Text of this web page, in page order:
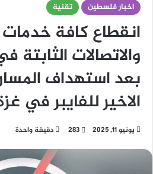
اخبار فلسطين
تقنية
انقطاع كافة خدمات
والاتصالات
بعد استهداف
الاخير للفايبر في
يونيو 11, 2025 283 دقيقة واحدة